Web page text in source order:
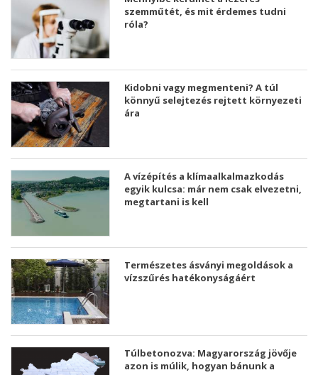
szemműtét, és mit érdemes tudni
róla?
Kidobni vagy megmenteni? A túl
könnyű selejtezés rejtett környezeti
ára
A vízépítés a klímaalkalmazkodás
egyik kulcsa: már nem csak elvezetni,
megtartani is kell
Természetes ásványi megoldások a
vízszűrés hatékonyságáért
Túlbetonozva: Magyarország jövője
azon is múlik, hogyan bánunk a